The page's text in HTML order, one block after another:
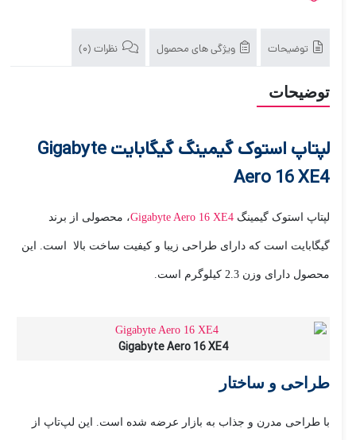
توضیحات ویژگی های محصول نظرات (0)
توضیحات
لپتاپ استوک گیمینگ گیگابایت Gigabyte
Aero 16 XE4
لپتاپ استوک گیمینگGigabyte Aero 16 XE4، محصولی از برند
گیگابایت است که دارای طراحی زیبا و کیفیت ساخت بالا است. این
محصول دارای وزن 2.3 کیلوگرم است.
Gigabyte Aero 16 XE4
طراحی و ساختار
با طراحی مدرن و جذاب به بازار عرضه شده است. این لپ‌تاپ از